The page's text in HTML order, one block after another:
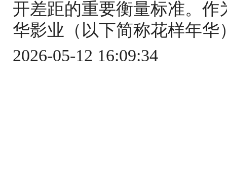
开差距的重要衡量标准。
华影业（以下简称花样年
2026-05-12 16:09:34